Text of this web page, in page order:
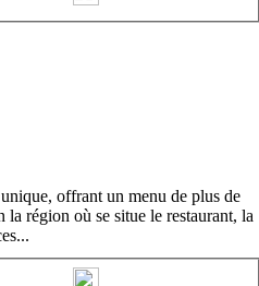
offrant un menu de plus de
région où se situe le restaurant, la
...